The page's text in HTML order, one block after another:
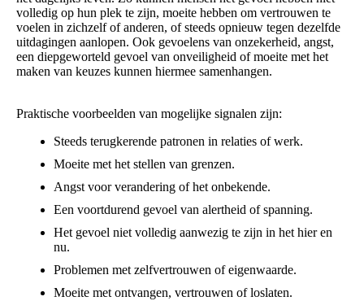
volledig op hun plek te zijn, moeite hebben om vertrouwen te
voelen in zichzelf of anderen, of steeds opnieuw tegen dezelfde
uitdagingen aanlopen. Ook gevoelens van onzekerheid, angst,
een diepgeworteld gevoel van onveiligheid of moeite met het
maken van keuzes kunnen hiermee samenhangen.
Praktische voorbeelden van mogelijke signalen zijn:
Steeds terugkerende patronen in relaties of werk.
Moeite met het stellen van grenzen.
Angst voor verandering of het onbekende.
Een voortdurend gevoel van alertheid of spanning.
Het gevoel niet volledig aanwezig te zijn in het hier en
nu.
Problemen met zelfvertrouwen of eigenwaarde.
Moeite met ontvangen, vertrouwen of loslaten.